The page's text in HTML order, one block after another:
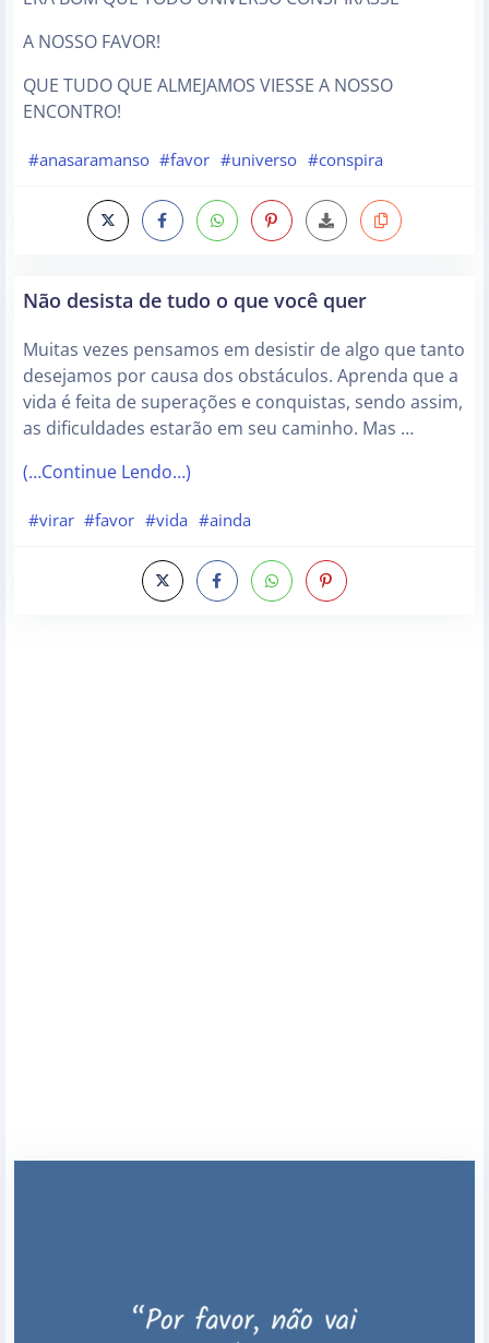
A NOSSO FAVOR!
QUE TUDO QUE ALMEJAMOS VIESSE A NOSSO
ENCONTRO!
#anasaramanso #favor #universo #conspira
Não desista de tudo o que você quer
Muitas vezes pensamos em desistir de algo que tanto
desejamos por causa dos obstáculos. Aprenda que a
vida é feita de superações e conquistas, sendo assim,
as dificuldades estarão em seu caminho. Mas …
(…Continue Lendo…)
#virar #favor #vida #ainda